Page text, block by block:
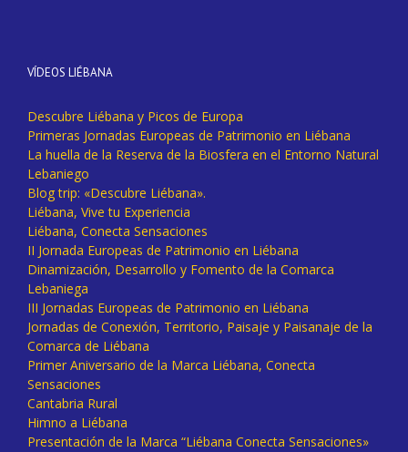
VÍDEOS LIÉBANA
Descubre Liébana y Picos de Europa
Primeras Jornadas Europeas de Patrimonio en Liébana
La huella de la Reserva de la Biosfera en el Entorno Natural
Lebaniego
Blog trip: «Descubre Liébana».
Liébana, Vive tu Experiencia
Liébana, Conecta Sensaciones
II Jornada Europeas de Patrimonio en Liébana
Dinamización, Desarrollo y Fomento de la Comarca
Lebaniega
III Jornadas Europeas de Patrimonio en Liébana
Jornadas de Conexión, Territorio, Paisaje y Paisanaje de la
Comarca de Liébana
Primer Aniversario de la Marca Liébana, Conecta
Sensaciones
Cantabria Rural
Himno a Liébana
Presentación de la Marca “Liébana Conecta Sensaciones»